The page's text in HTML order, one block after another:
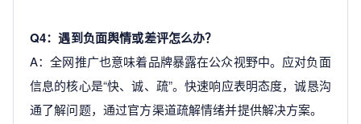
Q4：遇到负面舆情或差评怎么办？
A：全网推广也意味着品牌暴露在公众视野中。应对负面
信息的核心是“快、诚、疏”。快速响应表明态度，诚恳沟
通了解问题，通过官方渠道疏解情绪并提供解决方案。